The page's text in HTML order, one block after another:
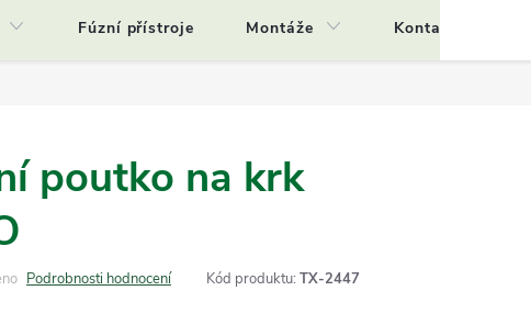
Fúzní přístroje Montáže Kontakty
poutko na krk
Podrobnosti hodnocení Kód produktu: TX-2447